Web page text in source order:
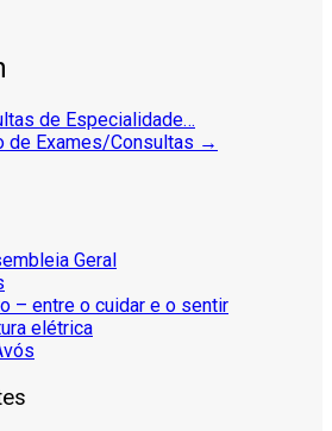
de Especialidade…
de Exames/Consultas →
Geral
– entre o cuidar e o sentir
elétrica